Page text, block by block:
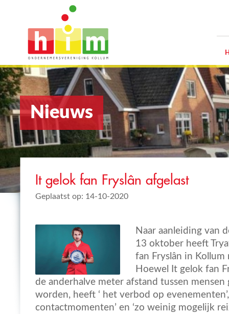
Nieuws
It gelok fan Fryslân afgelast
Geplaatst op: 14-10-2020
Naar aanleiding van
13 oktober heeft
fan Fryslân in
Hoewel It gelok fan
de anderhalve meter afstand tussen mensen
worden, heeft ‘ het verbod op
contactmomenten’ en ‘zo weinig mogelijk